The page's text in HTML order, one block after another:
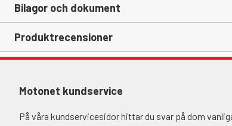
Bilagor och dokument
Produktrecensioner
Motonet kundservice
På våra kundservicesidor hittar du svar på dom